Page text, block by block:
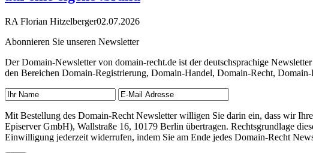
RA Florian Hitzelberger02.07.2026
Abonnieren Sie unseren Newsletter
Der Domain-Newsletter von domain-recht.de ist der deutschsprachige
den Bereichen Domain-Registrierung, Domain-Handel, Domain-Recht,
Mit Bestellung des Domain-Recht Newsletter willigen Sie darin ein, dass wir
Episerver GmbH), Wallstraße 16, 10179 Berlin übertragen. Rechtsgrundlage
Einwilligung jederzeit widerrufen, indem Sie am Ende jedes Domain-Recht